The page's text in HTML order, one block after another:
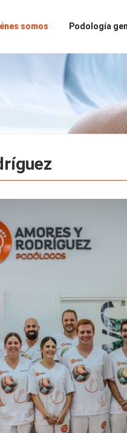
somos Podología